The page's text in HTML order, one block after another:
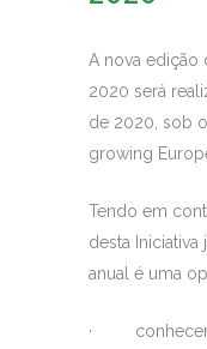
A nova edição
2020 será
de 2020, sob
growing
Tendo em
desta
anual é uma
· conhecer